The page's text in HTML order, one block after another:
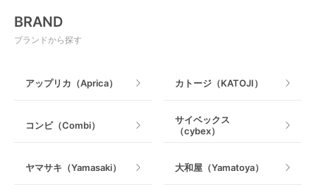
室内遊具
授乳グッズ・ママ用品
BRAND
ブランドから探す
アップリカ（Aprica） カトージ（KATOJI）
コンビ（Combi）
サイベックス
（cybex）
ヤマサキ（Yamasaki） 大和屋（Yamatoya）